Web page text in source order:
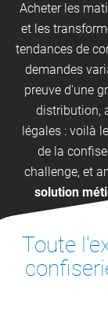
Acheter les
et les
tendances de
demandes
preuve d'une
distribution,
légales : voilà
de la
challenge, et
solution
Toute